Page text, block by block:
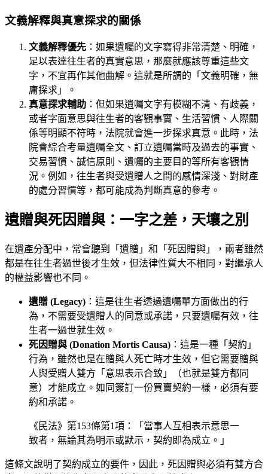
文義解釋與真意探求的關係
文義解釋優先 ：如果遺囑的文字寫得非常清楚、明確，
足以表達往生者的真實意思，那麼就應該尊重這些文
字，不宜再作其他曲解。這就是所謂的「文義明確，無
庸探求」。
真意探求輔助 ：但如果遺囑文字有模糊不清、有歧義，
或者字面意思與往生者的客觀事實、生活習慣、人際關
係等明顯不符時，法院就會進一步探求真意。此時，法
院會綜合考量遺囑全文、訂立遺囑當時及過去的事實、
交易習慣、誠信原則、遺囑的主要目的等所有客觀情
況。例如，往生者與受遺贈人之間的感情深淺、對財產
的處分習慣等，都可能成為判斷真意的參考。
遺贈與死因贈與：一字之差，天壤之別
在遺產分配中，常會聽到「遺贈」和「死因贈與」，兩者雖然
都是在往生者過世後才生效，但法律性質大不相同，對繼承人
的權益影響也不同。
遺贈 (Legacy) ：這是往生者透過遺囑單方面做出的行
為，不需要受遺贈人的同意或承諾，只要遺囑有效，往
生者一過世就生效。
死因贈與 (Donation Mortis Causa) ：這是一種「契約」
行為，雖然也是在贈與人死亡時才生效，但它需要贈與
人與受贈人雙方「意思表示合致」（也就是雙方都同
意）才能成立。如同簽訂一份買賣契約一樣，必須有要
約和承諾。
《民法》第153條第1項：「當事人互相表示意思一
致者，無論其為明示或默示，契約即為成立。」
這條文說明了契約成立的要件，因此，死因贈與必須有雙方合